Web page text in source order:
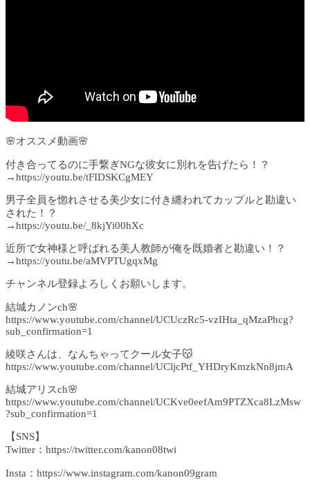
🌸オススメ動画🌸
付き合ってるのに手繋ぎNGな彼女に別れを告げたら！？
→https://youtu.be/tFIDSKCgMEY
男子全員を惚れさせる美少女に付き纏われてカップルと勘違い
された！？
→https://youtu.be/_8kjYi00hXc
近所で女神様と呼ばれる美人教師が俺を既婚者と勘違い！？
→https://youtu.be/aMVPTUgqxMg
チャンネル登録よろしくお願いします。
結城カノンch🌸
https://www.youtube.com/channel/UCUczRc5-vzIHta_qMzaPhcg?
sub_confirmation=1
綾咲さんは、なんちゃってクール女子😽
https://www.youtube.com/channel/UCljcPtf_YHDryKmzkNn8jmA
結城アリスch🌸
https://www.youtube.com/channel/UCKve0eefAm9PTZXca8LzMsw
?sub_confirmation=1
【SNS】
Twitter：https://twitter.com/kanon08twi
Insta：https://www.instagram.com/kanon09gram